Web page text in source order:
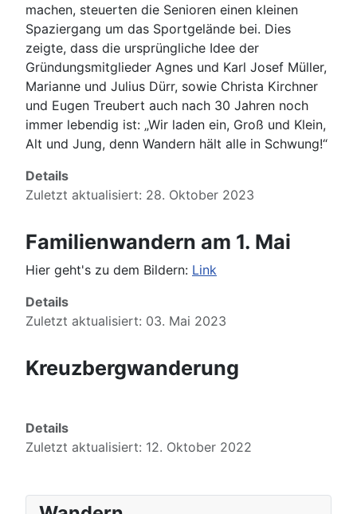
machen, steuerten die Senioren einen kleinen
Spaziergang um das Sportgelände bei. Dies
zeigte, dass die ursprüngliche Idee der
Gründungsmitglieder Agnes und Karl Josef Müller,
Marianne und Julius Dürr, sowie Christa Kirchner
und Eugen Treubert auch nach 30 Jahren noch
immer lebendig ist: „Wir laden ein, Groß und Klein,
Alt und Jung, denn Wandern hält alle in Schwung!“
Details
Zuletzt aktualisiert: 28. Oktober 2023
Familienwandern am 1. Mai
Hier geht's zu dem Bildern: Link
Details
Zuletzt aktualisiert: 03. Mai 2023
Kreuzbergwanderung
Details
Zuletzt aktualisiert: 12. Oktober 2022